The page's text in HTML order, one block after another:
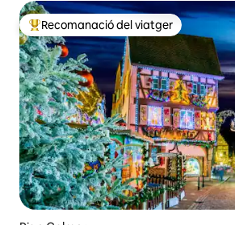
Principals recomanacions dels viatgers
Recomanació del viatger